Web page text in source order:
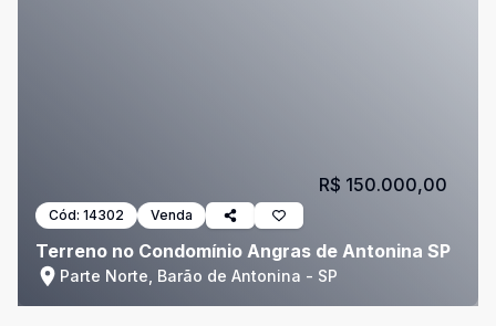
Cód: 14302 Venda
Terreno no Condomínio Angras de Antonina SP
Parte Norte, Barão de Antonina - SP
R$ 150.000,00